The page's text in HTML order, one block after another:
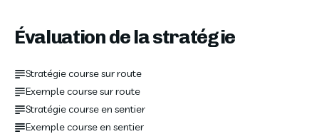
Évaluation de la stratégie
Stratégie course sur route
Exemple course sur route
Stratégie course en sentier
Exemple course en sentier